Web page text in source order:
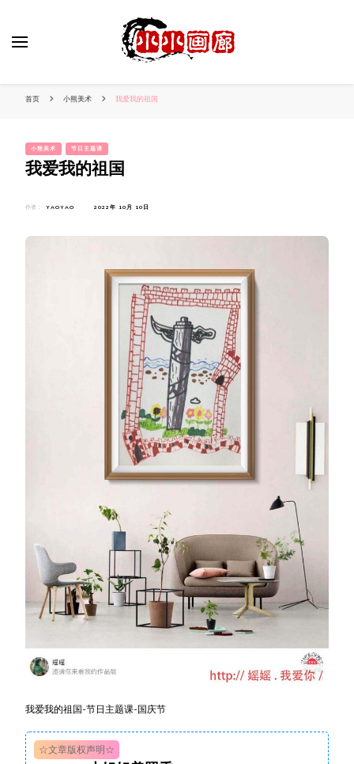
首页 小熊美术 我爱我的祖国
小熊美术 节日主题课
我爱我的祖国
作者： YAOYAO 2022年 10月 10日
我爱我的祖国-节日主题课-国庆节
☆文章版权声明☆